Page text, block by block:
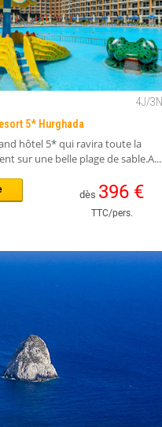
4J/3N
5* Hurghada
hôtel 5* qui ravira toute la
sur une belle plage de sable.A...
dès 396 €
TTC/pers.